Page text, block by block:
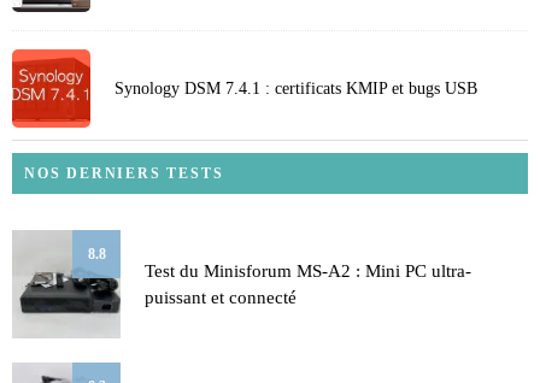
Synology DSM 7.4.1 : certificats KMIP et bugs USB
NOS DERNIERS TESTS
8.8
Test du Minisforum MS-A2 : Mini PC ultra-
puissant et connecté